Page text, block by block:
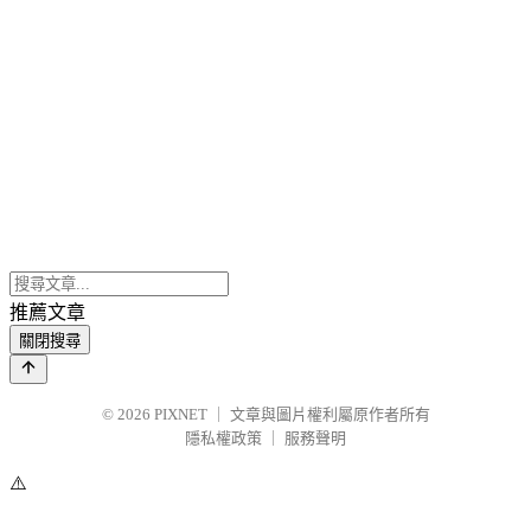
推薦文章
關閉搜尋
© 2026 PIXNET
文章與圖片權利屬原作者所有
隱私權政策
服務聲明
⚠️